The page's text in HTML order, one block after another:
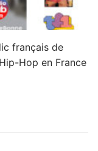
français de
Hop en France